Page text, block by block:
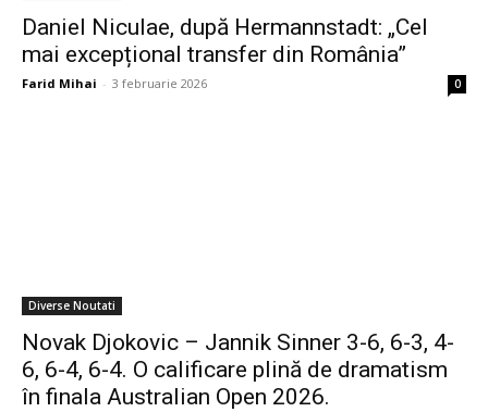
Daniel Niculae, după Hermannstadt: „Cel
mai excepțional transfer din România”
Farid Mihai - 3 februarie 2026 0
Diverse Noutati
Novak Djokovic – Jannik Sinner 3-6, 6-3, 4-
6, 6-4, 6-4. O calificare plină de dramatism
în finala Australian Open 2026.